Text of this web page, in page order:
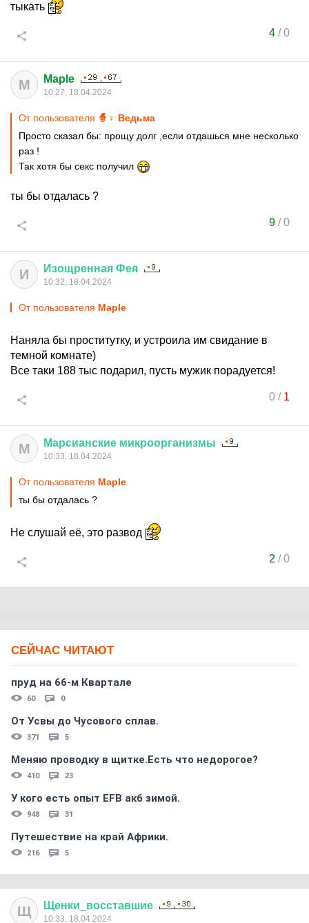
тыкать
4/0
M Maple
10:27, 18.04.2024
От пользователя 🧙♀ Ведьма
Просто сказал бы: прощу долг ,если отдашься мне несколько
раз !
Так хотя бы секс получил
ты бы отдалась ?
9/0
И Изощренная Фея
10:32, 18.04.2024
От пользователя Maple
Наняла бы проститутку, и устроила им свидание в
темной комнате)
Все таки 188 тыс подарил, пусть мужик порадуется!
0/ 1
М Марсианские микроорганизмы
10:33, 18.04.2024
От пользователя Maple
ты бы отдалась ?
Не слушай её, это развод
2 /0
СЕЙЧАС ЧИТАЮТ
пруд на 66-м Квартале
60 0
От Усвы до Чусового сплав.
371 5
Меняю проводку в щитке.Есть что недорогое?
410 23
У кого есть опыт EFB акб зимой.
948 31
Путешествие на край Африки.
216 5
Щ Щенки восставшие
10:33, 18.04.2024